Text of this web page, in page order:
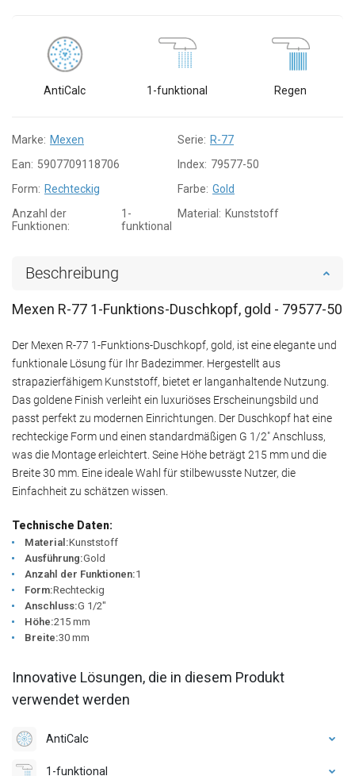
AntiCalc 1-funktional Regen
Marke: Mexen Serie: R-77
Ean: 5907709118706 Index: 79577-50
Form: Rechteckig Farbe: Gold
Anzahl der
Funktionen:
1-
funktional
Material: Kunststoff
Beschreibung
Mexen R-77 1-Funktions-Duschkopf, gold - 79577-50
Der Mexen R-77 1-Funktions-Duschkopf, gold, ist eine elegante und
funktionale Lösung für Ihr Badezimmer. Hergestellt aus
strapazierfähigem Kunststoff, bietet er langanhaltende Nutzung.
Das goldene Finish verleiht ein luxuriöses Erscheinungsbild und
passt perfekt zu modernen Einrichtungen. Der Duschkopf hat eine
rechteckige Form und einen standardmäßigen G 1/2" Anschluss,
was die Montage erleichtert. Seine Höhe beträgt 215 mm und die
Breite 30 mm. Eine ideale Wahl für stilbewusste Nutzer, die
Einfachheit zu schätzen wissen.
Technische Daten:
Material:Kunststoff
Ausführung:Gold
Anzahl der Funktionen:1
Form:Rechteckig
Anschluss:G 1/2"
Höhe:215 mm
Breite:30 mm
Innovative Lösungen, die in diesem Produkt
verwendet werden
AntiCalc
1-funktional